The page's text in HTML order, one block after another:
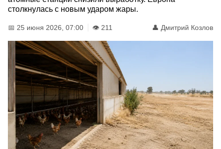
столкнулась с новым ударом жары.
📅 25 июня 2026, 07:00 👁️ 211 👤 Дмитрий Козлов